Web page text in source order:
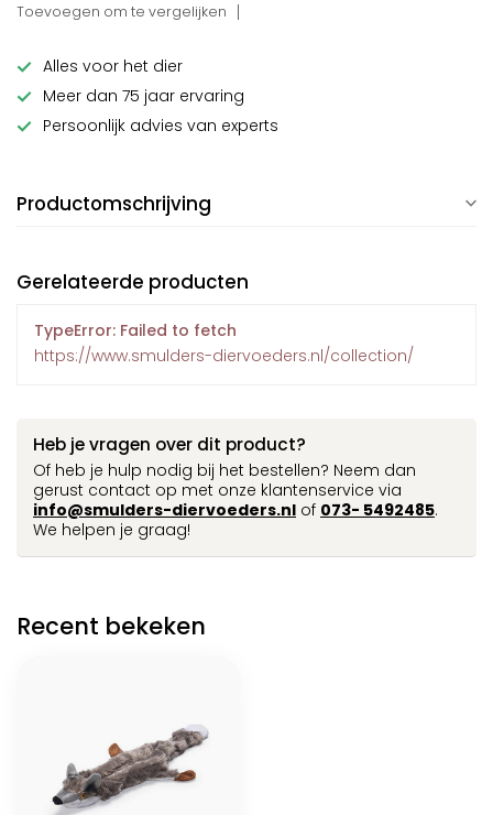
Toevoegen om te vergelijken
Alles voor het dier
Meer dan 75 jaar ervaring
Persoonlijk advies van experts
Productomschrijving
Gerelateerde producten
TypeError: Failed to fetch
https://www.smulders-diervoeders.nl/collection/
Heb je vragen over dit product?
Of heb je hulp nodig bij het bestellen? Neem dan
gerust contact op met onze klantenservice via
info@smulders-diervoeders.nl of 073- 5492485.
We helpen je graag!
Recent bekeken